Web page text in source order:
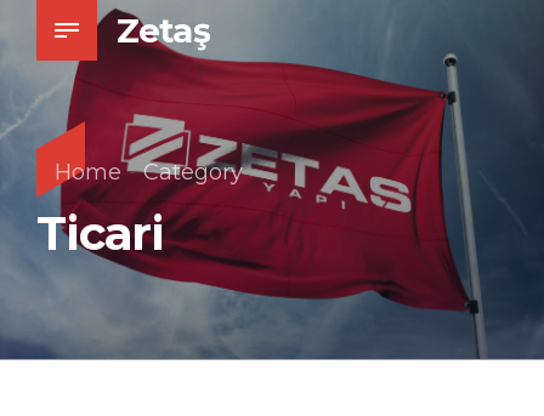
Zetaş
Home Category
Ticari